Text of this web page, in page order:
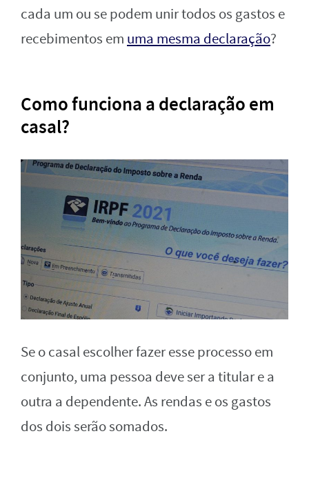
cada um ou se podem unir todos os gastos e
recebimentos em uma mesma declaração?
Como funciona a declaração em
casal?
Se o casal escolher fazer esse processo em
conjunto, uma pessoa deve ser a titular e a
outra a dependente. As rendas e os gastos
dos dois serão somados.